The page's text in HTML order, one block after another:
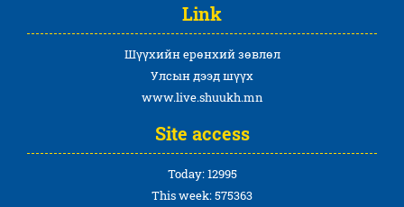
Link
Шүүхийн ерөнхий зөвлөл
Улсын дээд шүүх
www.live.shuukh.mn
Site access
Today: 12995
This week: 575363